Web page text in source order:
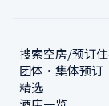
搜索空房/预订
团体・集体预订
精选